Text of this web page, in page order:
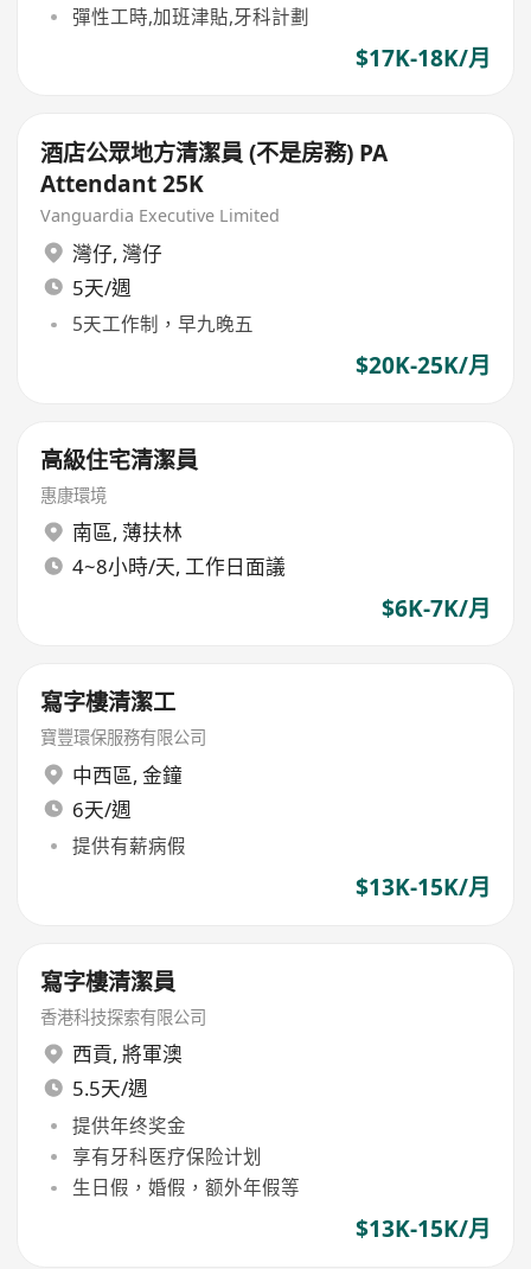
彈性工時,加班津貼,牙科計劃
$17K-18K/月
酒店公眾地方清潔員 (不是房務) PA
Attendant 25K
Vanguardia Executive Limited
灣仔, 灣仔
5天/週
5天工作制，早九晚五
$20K-25K/月
高級住宅清潔員
惠康環境
南區, 薄扶林
4~8小時/天, 工作日面議
$6K-7K/月
寫字樓清潔工
寶豐環保服務有限公司
中西區, 金鐘
6天/週
提供有薪病假
$13K-15K/月
寫字樓清潔員
香港科技探索有限公司
西貢, 將軍澳
5.5天/週
提供年终奖金
享有牙科医疗保险计划
生日假，婚假，额外年假等
$13K-15K/月